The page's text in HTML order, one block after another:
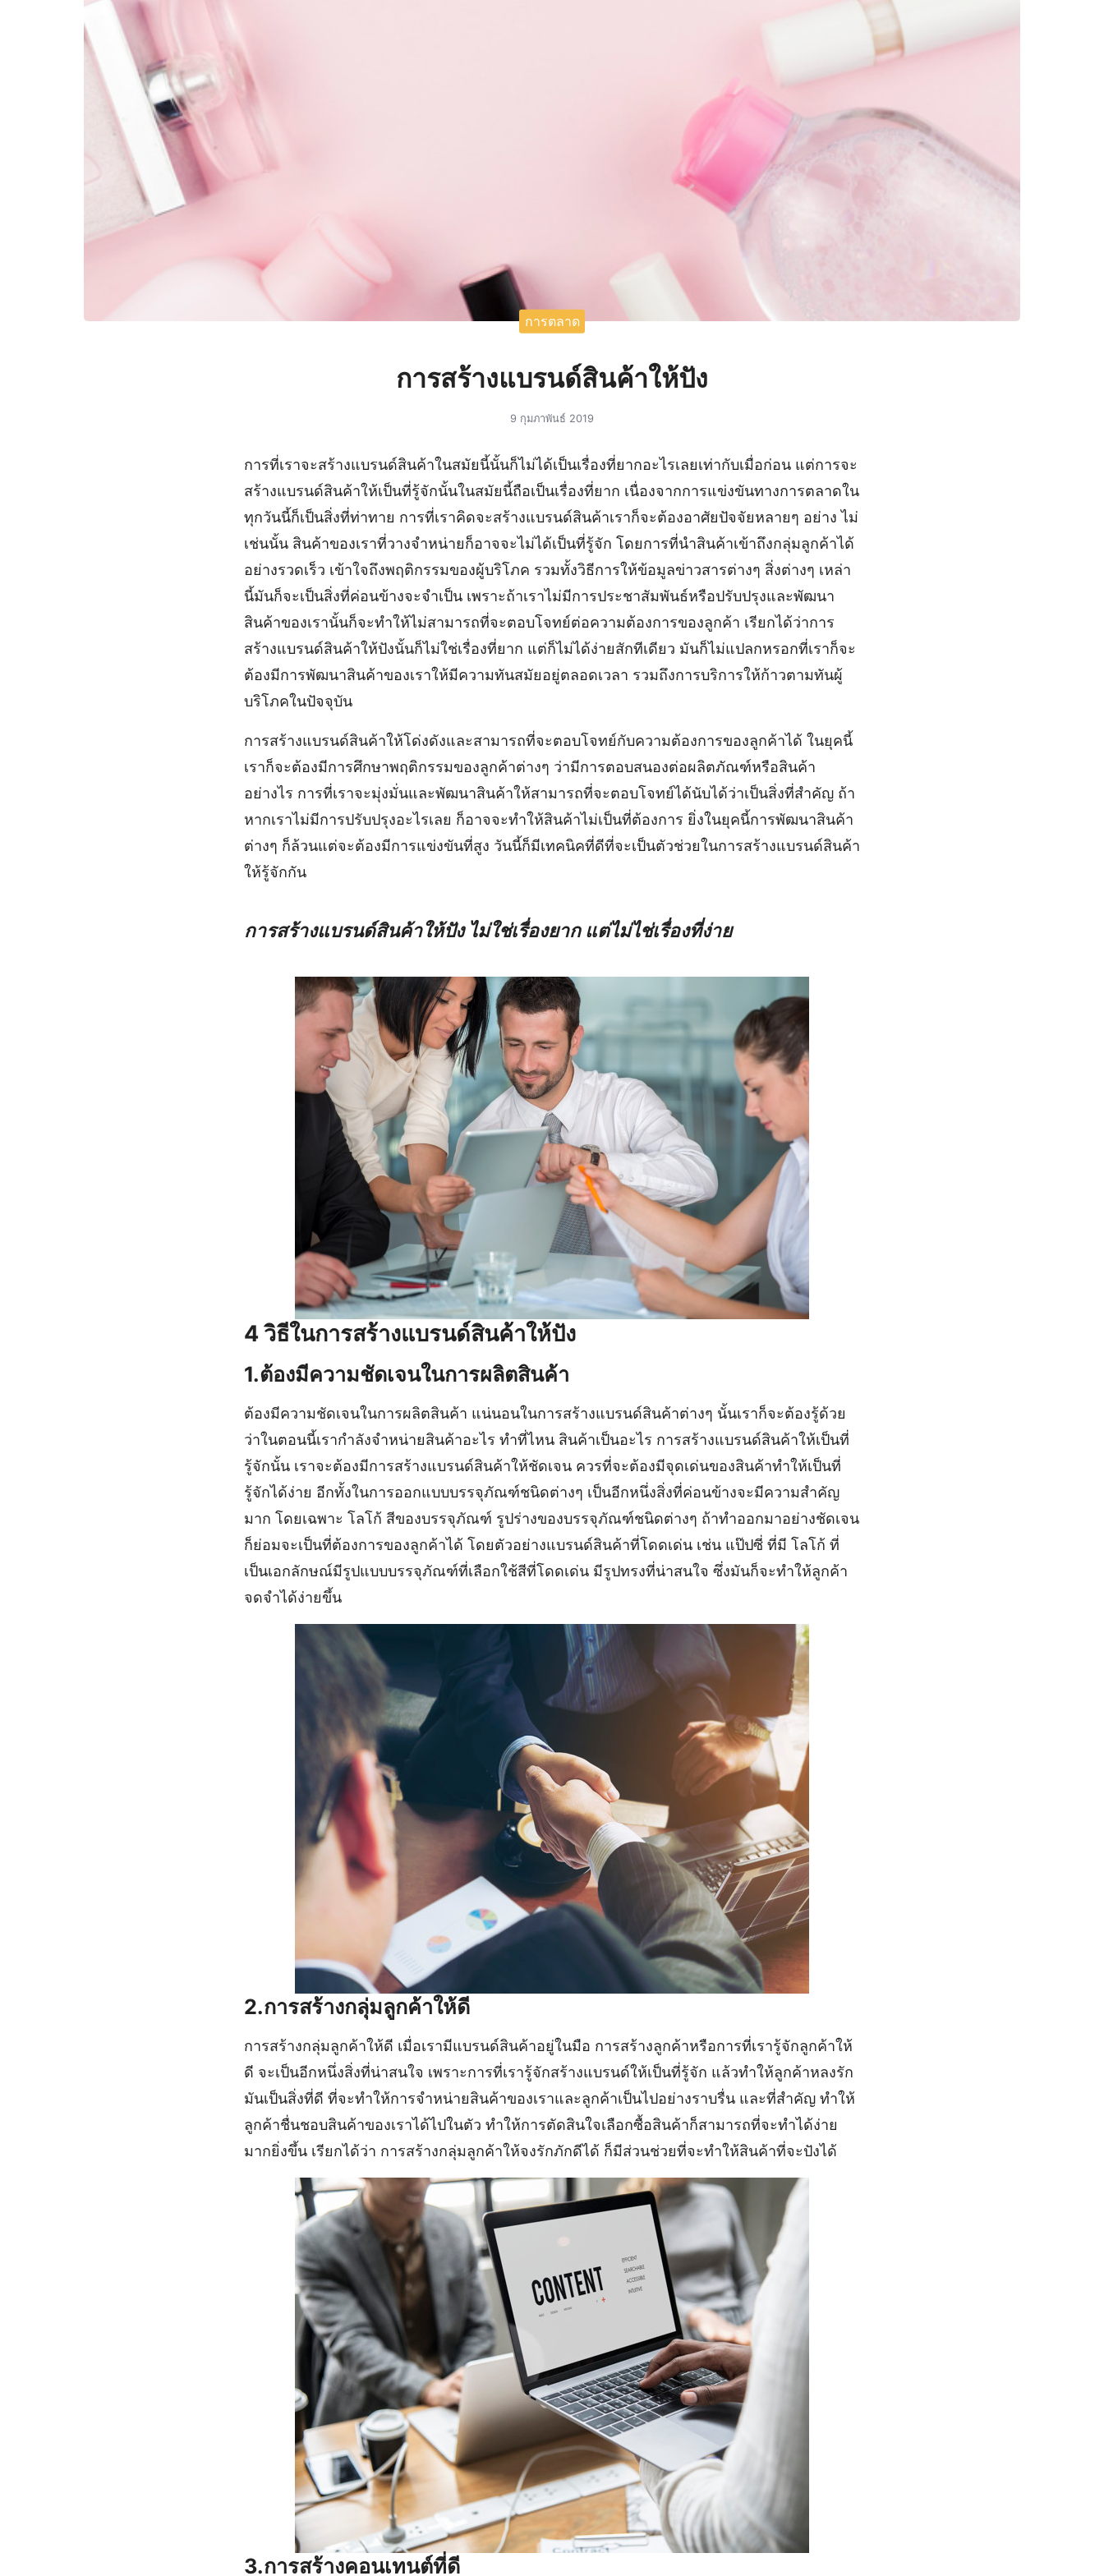
การตลาด
การสร้างแบรนด์สินค้าให้ปัง
9 กุมภาพันธ์ 2019
การที่เราจะสร้างแบรนด์สินค้าในสมัยนี้นั้นก็ไม่ได้เป็นเรื่องที่ยากอะไรเลยเท่ากับเมื่อก่อน แต่การจะ
สร้างแบรนด์สินค้าให้เป็นที่รู้จักนั้นในสมัยนี้ถือเป็นเรื่องที่ยาก เนื่องจากการแข่งขันทางการตลาดใน
ทุกวันนี้ก็เป็นสิ่งที่ท่าทาย การที่เราคิดจะสร้างแบรนด์สินค้าเราก็จะต้องอาศัยปัจจัยหลายๆ อย่าง ไม่
เช่นนั้น สินค้าของเราที่วางจำหน่ายก็อาจจะไม่ได้เป็นที่รู้จัก โดยการที่นำสินค้าเข้าถึงกลุ่มลูกค้าได้
อย่างรวดเร็ว เข้าใจถึงพฤติกรรมของผู้บริโภค รวมทั้งวิธีการให้ข้อมูลข่าวสารต่างๆ สิ่งต่างๆ เหล่า
นี้มันก็จะเป็นสิ่งที่ค่อนข้างจะจำเป็น เพราะถ้าเราไม่มีการประชาสัมพันธ์หรือปรับปรุงและพัฒนา
สินค้าของเรานั้นก็จะทำให้ไม่สามารถที่จะตอบโจทย์ต่อความต้องการของลูกค้า เรียกได้ว่าการ
สร้างแบรนด์สินค้าให้ปังนั้นก็ไม่ใช่เรื่องที่ยาก แต่ก็ไม่ได้ง่ายสักทีเดียว มันก็ไม่แปลกหรอกที่เราก็จะ
ต้องมีการพัฒนาสินค้าของเราให้มีความทันสมัยอยู่ตลอดเวลา รวมถึงการบริการให้ก้าวตามทันผู้
บริโภคในปัจจุบัน
การสร้างแบรนด์สินค้าให้โด่งดังและสามารถที่จะตอบโจทย์กับความต้องการของลูกค้าได้ ในยุคนี้
เราก็จะต้องมีการศึกษาพฤติกรรมของลูกค้าต่างๆ ว่ามีการตอบสนองต่อผลิตภัณฑ์หรือสินค้า
อย่างไร การที่เราจะมุ่งมั่นและพัฒนาสินค้าให้สามารถที่จะตอบโจทย์ได้นับได้ว่าเป็นสิ่งที่สำคัญ ถ้า
หากเราไม่มีการปรับปรุงอะไรเลย ก็อาจจะทำให้สินค้าไม่เป็นที่ต้องการ ยิ่งในยุคนี้การพัฒนาสินค้า
ต่างๆ ก็ล้วนแต่จะต้องมีการแข่งขันที่สูง วันนี้ก็มีเทคนิคที่ดีที่จะเป็นตัวช่วยในการสร้างแบรนด์สินค้า
ให้รู้จักกัน
การสร้างแบรนด์สินค้าให้ปัง ไม่ใช่เรื่องยาก แต่ไม่ไช่เรื่องที่ง่าย
4 วิธีในการสร้างแบรนด์สินค้าให้ปัง
1.ต้องมีความชัดเจนในการผลิตสินค้า
ต้องมีความชัดเจนในการผลิตสินค้า แน่นอนในการสร้างแบรนด์สินค้าต่างๆ นั้นเราก็จะต้องรู้ด้วย
ว่าในตอนนี้เรากำลังจำหน่ายสินค้าอะไร ทำที่ไหน สินค้าเป็นอะไร การสร้างแบรนด์สินค้าให้เป็นที่
รู้จักนั้น เราจะต้องมีการสร้างแบรนด์สินค้าให้ชัดเจน ควรที่จะต้องมีจุดเด่นของสินค้าทำให้เป็นที่
รู้จักได้ง่าย อีกทั้งในการออกแบบบรรจุภัณฑ์ชนิดต่างๆ เป็นอีกหนึ่งสิ่งที่ค่อนข้างจะมีความสำคัญ
มาก โดยเฉพาะ โลโก้ สีของบรรจุภัณฑ์ รูปร่างของบรรจุภัณฑ์ชนิดต่างๆ ถ้าทำออกมาอย่างชัดเจน
ก็ย่อมจะเป็นที่ต้องการของลูกค้าได้ โดยตัวอย่างแบรนด์สินค้าที่โดดเด่น เช่น แป๊ปซี่ ที่มี โลโก้ ที่
เป็นเอกลักษณ์มีรูปแบบบรรจุภัณฑ์ที่เลือกใช้สีที่โดดเด่น มีรูปทรงที่น่าสนใจ ซึ่งมันก็จะทำให้ลูกค้า
จดจำได้ง่ายขึ้น
2.การสร้างกลุ่มลูกค้าให้ดี
การสร้างกลุ่มลูกค้าให้ดี เมื่อเรามีแบรนด์สินค้าอยู่ในมือ การสร้างลูกค้าหรือการที่เรารู้จักลูกค้าให้
ดี จะเป็นอีกหนึ่งสิ่งที่น่าสนใจ เพราะการที่เรารู้จักสร้างแบรนด์ให้เป็นที่รู้จัก แล้วทำให้ลูกค้าหลงรัก
มันเป็นสิ่งที่ดี ที่จะทำให้การจำหน่ายสินค้าของเราและลูกค้าเป็นไปอย่างราบรื่น และที่สำคัญ ทำให้
ลูกค้าชื่นชอบสินค้าของเราได้ไปในตัว ทำให้การตัดสินใจเลือกซื้อสินค้าก็สามารถที่จะทำได้ง่าย
มากยิ่งขึ้น เรียกได้ว่า การสร้างกลุ่มลูกค้าให้จงรักภักดีได้ ก็มีส่วนช่วยที่จะทำให้สินค้าที่จะปังได้
3.การสร้างคอนเทนต์ที่ดี